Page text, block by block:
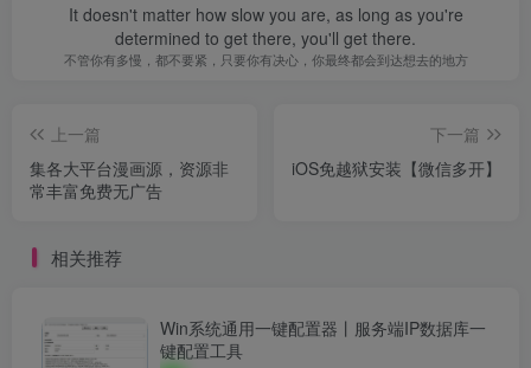
It doesn't matter how slow you are, as long as you're
determined to get there, you'll get there.
不管你有多慢，都不要紧，只要你有决心，你最终都会到达想去的地方
上一篇
集各大平台漫画源，资源非
常丰富免费无广告
下一篇
iOS免越狱安装【微信多开】
相关推荐
Win系统通用一键配置器丨服务端IP数据库一
键配置工具